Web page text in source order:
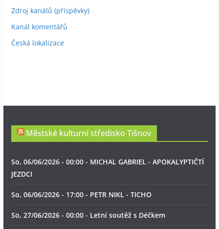
Zdroj kanálů (příspěvky)
Kanál komentářů
Česká lokalizace
Městské kulturní středisko Tišnov
So, 06/06/2026 - 00:00 - MICHAL GABRIEL - APOKALYPTIČTÍ
JEZDCI
So, 06/06/2026 - 17:00 - PETR NIKL - TICHO
So, 27/06/2026 - 00:00 - Letní soutěž s Déčkem